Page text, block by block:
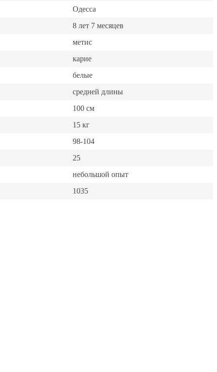
Одесса
8 лет 7 месяцев
метис
карие
белые
средней длины
100 см
15 кг
98-104
25
небольшой опыт
1035